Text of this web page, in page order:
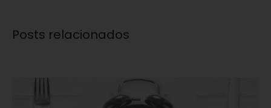
Posts relacionados